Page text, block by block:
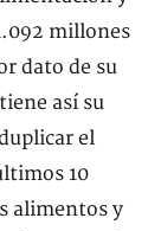
millones
dato de su
así su
el
10
alimentos y